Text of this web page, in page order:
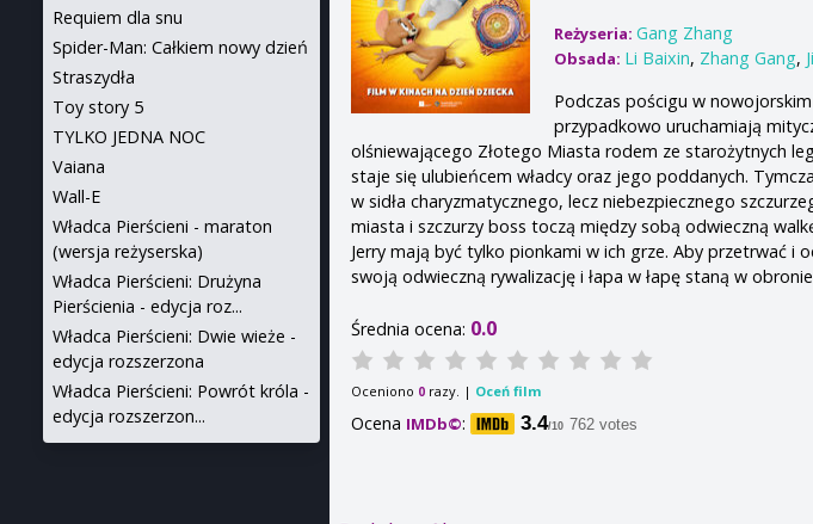
Reżyseria:Gang Zhang
Obsada: Li Baixin, Zhang Gang,
Podczas pościgu w
przypadkowo uruchamiają
olśniewającego Złotego Miasta rodem ze starożytnych
staje się ulubieńcem władcy oraz jego poddanych.
w sidła charyzmatycznego, lecz niebezpiecznego
miasta i szczurzy boss toczą między sobą odwieczną
Jerry mają być tylko pionkami w ich grze. Aby przetrwać i
swoją odwieczną rywalizację i łapa w łapę staną w
Średnia ocena: 0.0
Oceniono 0 razy. | Oceń film
Ocena IMDb©: 3.4/10 762 votes
Requiem dla snu
Spider-Man: Całkiem nowy dzień
Straszydła
Toy story 5
TYLKO JEDNA NOC
Vaiana
Wall-E
Władca Pierścieni - maraton
(wersja reżyserska)
Władca Pierścieni: Drużyna
Pierścienia - edycja roz...
Władca Pierścieni: Dwie wieże -
edycja rozszerzona
Władca Pierścieni: Powrót króla -
edycja rozszerzon...